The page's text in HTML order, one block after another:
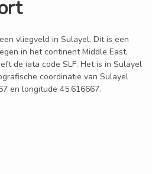
vliegveld in Sulayel. Dit is een
in het continent Middle East.
de iata code SLF. Het is in Sulayel
coordinatie van Sulayel
en longitude 45.616667.